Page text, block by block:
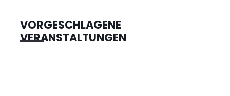
VORGESCHLAGENE
VERANSTALTUNGEN